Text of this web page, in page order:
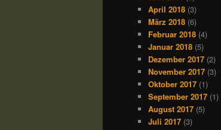
April 2018 (3)
März 2018 (6)
Februar 2018 (4)
Januar 2018 (5)
Dezember 2017 (2)
November 2017 (3)
Oktober 2017 (1)
September 2017 (1)
August 2017 (5)
Juli 2017 (3)